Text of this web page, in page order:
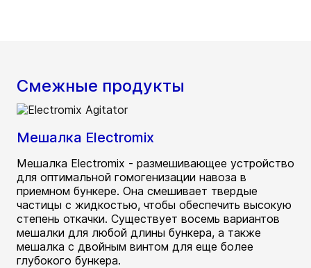
Смежные продукты
Мешалка Electromix
Мешалка Electromix - размешивающее устройство
для оптимальной гомогенизации навоза в
приемном бункере. Она смешивает твердые
частицы с жидкостью, чтобы обеспечить высокую
степень откачки. Существует восемь вариантов
мешалки для любой длины бункера, а также
мешалка с двойным винтом для еще более
глубокого бункера.